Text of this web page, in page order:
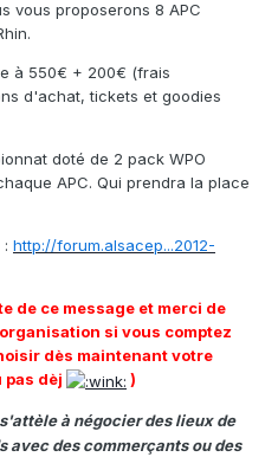
vous proposerons 8 APC
à 550€ + 200€ (frais
d'achat, tickets et goodies
doté de 2 pack WPO
APC. Qui prendra la place
http://forum.alsacep...2012-
de ce message et merci de
si vous comptez
dès maintenant votre
pas dèj
)
à négocier des lieux de
avec des commerçants ou des